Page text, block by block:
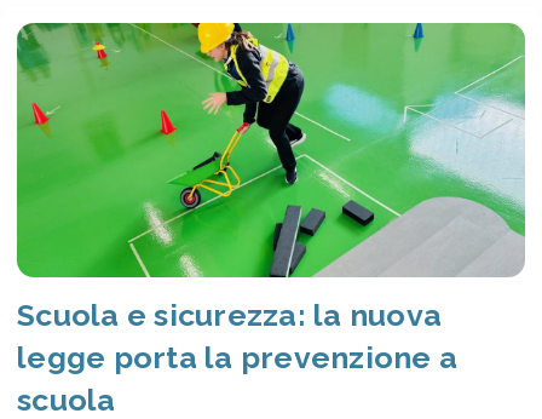
Scuola e sicurezza: la nuova
legge porta la prevenzione a
scuola